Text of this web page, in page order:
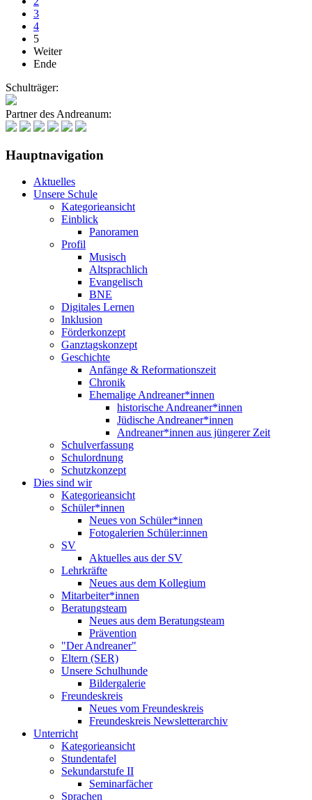
3
4
5
Weiter
Ende
Schulträger:
Partner des Andreanum:
Hauptnavigation
Aktuelles
Unsere Schule
Kategorieansicht
Einblick
Panoramen
Profil
Musisch
Altsprachlich
Evangelisch
BNE
Digitales Lernen
Inklusion
Förderkonzept
Ganztagskonzept
Geschichte
Anfänge & Reformationszeit
Chronik
Ehemalige Andreaner*innen
historische Andreaner*innen
Jüdische Andreaner*innen
Andreaner*innen aus jüngerer Zeit
Schulverfassung
Schulordnung
Schutzkonzept
Dies sind wir
Kategorieansicht
Schüler*innen
Neues von Schüler*innen
Fotogalerien Schüler:innen
SV
Aktuelles aus der SV
Lehrkräfte
Neues aus dem Kollegium
Mitarbeiter*innen
Beratungsteam
Neues aus dem Beratungsteam
Prävention
"Der Andreaner"
Eltern (SER)
Unsere Schulhunde
Bildergalerie
Freundeskreis
Neues vom Freundeskreis
Freundeskreis Newsletterarchiv
Unterricht
Kategorieansicht
Stundentafel
Sekundarstufe II
Seminarfächer
Sprachen